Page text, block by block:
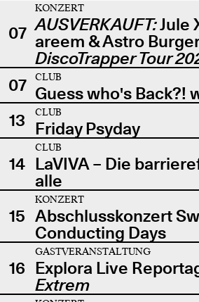
07
KONZERT
AUSVERKAUFT:Jule
areem & Astro
DiscoTrapper Tour
07
CLUB
Guess who's Back?!
13
CLUB
Friday Psyday
14
CLUB
LaVIVA – Die
alle
15
KONZERT
Abschlusskonzert
Conducting Days
16
GASTVERANSTALTUNG
Explora Live
Extrem